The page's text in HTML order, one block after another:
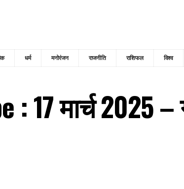
धर्म मनोरंजन राजनीति राशिफल विश्व
: 17 मार्च